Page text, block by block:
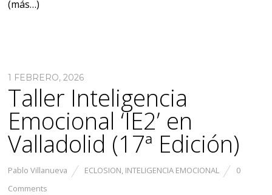
(más…)
1 FEBRERO, 2026
Taller Inteligencia
Emocional ‘IE2’ en
Valladolid (17ª Edición)
Pablo Villanueva ECLOSION, INTELIGENCIA EMOCIONAL
0
Comments